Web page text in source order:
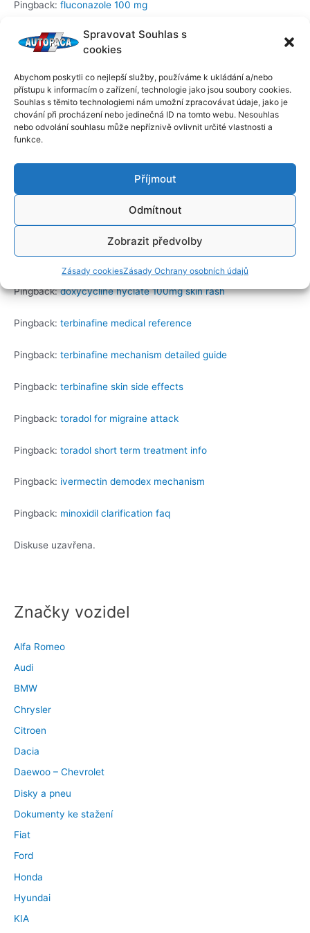
Spravovat Souhlas s
cookies
Abychom poskytli co nejlepší služby, používáme k ukládání a/nebo
přístupu k informacím o zařízení, technologie jako jsou soubory cookies.
Souhlas s těmito technologiemi nám umožní zpracovávat údaje, jako je
chování při procházení nebo jedinečná ID na tomto webu. Nesouhlas
nebo odvolání souhlasu může nepříznivě ovlivnit určité vlastnosti a
funkce.
Příjmout
Odmítnout
Zobrazit předvolby
Zásady cookiesZásady Ochrany osobních údajů
Pingback: fluconazole 100 mg
Pingback:furosemide 20 mg for dogs
Pingback:capsule vibramycin
Pingback:sildenafil 100mg ultra
Pingback:sildenafil citrate 50mg tab
Pingback:levitra online cheap
Pingback:finasteride costco cost
Pingback:semaglutide online california
Pingback:doxycycline hyclate 100mg skin rash
Pingback: terbinafine medical reference
Pingback: terbinafine mechanism detailed guide
Pingback: terbinafine skin side effects
Pingback: toradol for migraine attack
Pingback: toradol short term treatment info
Pingback: ivermectin demodex mechanism
Pingback: minoxidil clarification faq
Diskuse uzavřena.
Značky vozidel
Alfa Romeo
Audi
BMW
Chrysler
Citroen
Dacia
Daewoo – Chevrolet
Disky a pneu
Dokumenty ke stažení
Fiat
Ford
Honda
Hyundai
KIA